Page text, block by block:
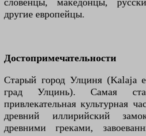
другие европейцы.
Достопримечательности
Старый город Улциня (Kalaja
град Улцинь). Самая
привлекательная культурная
древний иллирийский
древними греками,